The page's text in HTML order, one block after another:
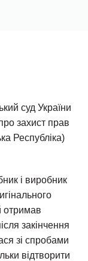
суд України
захист прав
Республіка)
і виробник
отримав
закінчення
зі спробами
відтворити